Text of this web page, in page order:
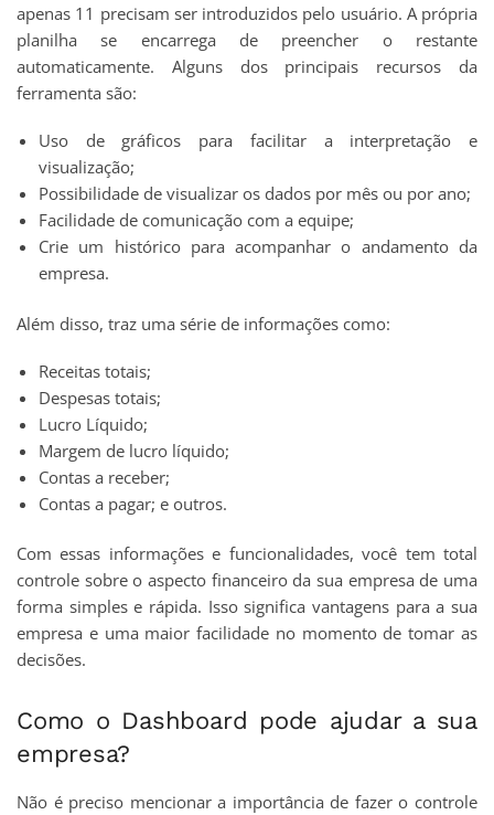
apenas 11 precisam ser introduzidos pelo usuário. A própria
planilha se encarrega de preencher o restante
automaticamente. Alguns dos principais recursos da
ferramenta são:
Uso de gráficos para facilitar a interpretação e
visualização;
Possibilidade de visualizar os dados por mês ou por ano;
Facilidade de comunicação com a equipe;
Crie um histórico para acompanhar o andamento da
empresa.
Além disso, traz uma série de informações como:
Receitas totais;
Despesas totais;
Lucro Líquido;
Margem de lucro líquido;
Contas a receber;
Contas a pagar; e outros.
Com essas informações e funcionalidades, você tem total
controle sobre o aspecto financeiro da sua empresa de uma
forma simples e rápida. Isso significa vantagens para a sua
empresa e uma maior facilidade no momento de tomar as
decisões.
Como o Dashboard pode ajudar a sua
empresa?
Não é preciso mencionar a importância de fazer o controle